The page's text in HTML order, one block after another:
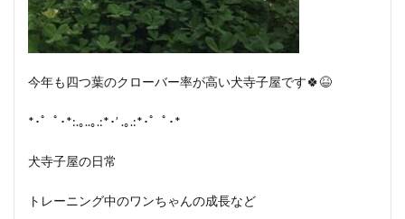
今年も四つ葉のクローバー率が高い犬寺子屋です🍀😆
*･゜ﾟ･*:.｡..｡.:*･’ .｡.:*･゜ﾟ･*
犬寺子屋の日常
トレーニング中のワンちゃんの成長など